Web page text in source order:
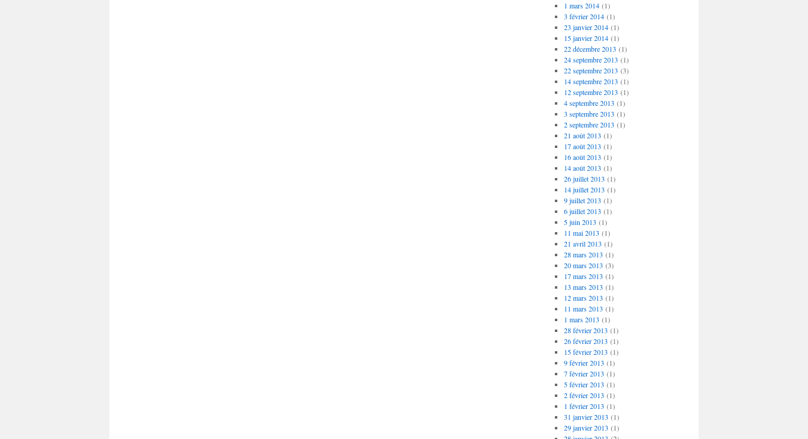
1 mars 2014(1)
3 février 2014(1)
23 janvier 2014(1)
15 janvier 2014(1)
22 décembre 2013 (1)
24 septembre 2013 (1)
22 septembre 2013 (3)
14 septembre 2013 (1)
12 septembre 2013 (1)
4 septembre 2013 (1)
3 septembre 2013 (1)
2 septembre 2013 (1)
21 août 2013 (1)
17 août 2013 (1)
16 août 2013 (1)
14 août 2013 (1)
26 juillet 2013 (1)
14 juillet 2013 (1)
9 juillet 2013 (1)
6 juillet 2013 (1)
5 juin 2013 (1)
11 mai 2013 (1)
21 avril 2013 (1)
28 mars 2013 (1)
20 mars 2013 (3)
17 mars 2013 (1)
13 mars 2013 (1)
12 mars 2013 (1)
11 mars 2013 (1)
1 mars 2013 (1)
28 février 2013 (1)
26 février 2013 (1)
15 février 2013 (1)
9 février 2013 (1)
7 février 2013 (1)
5 février 2013 (1)
2 février 2013 (1)
1 février 2013 (1)
31 janvier 2013 (1)
29 janvier 2013 (1)